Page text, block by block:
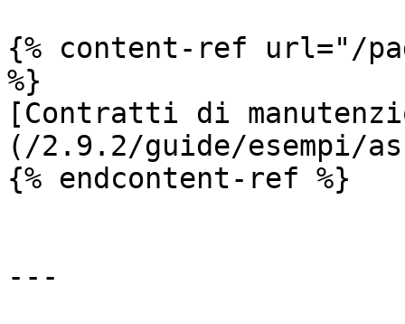
{% content-ref url="/
%}
[Contratti di
(/2.9.2/guide/esempi/
{% endcontent-ref %}
---